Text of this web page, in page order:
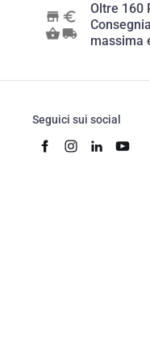
Oltre 160
massima
Seguici sui social